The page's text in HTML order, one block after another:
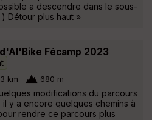
a descendre dans le sous-
Détour plus haut »
Fécamp 2023
km 680 m
modifications du parcours
y a encore quelques chemins à
rendre ce parcours plus